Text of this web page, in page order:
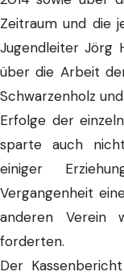
Zeitraum und die
Jugendleiter Jörg
über die Arbeit
Schwarzenholz
Erfolge der
sparte auch
einiger
Vergangenheit
anderen Verein
forderten.
Der